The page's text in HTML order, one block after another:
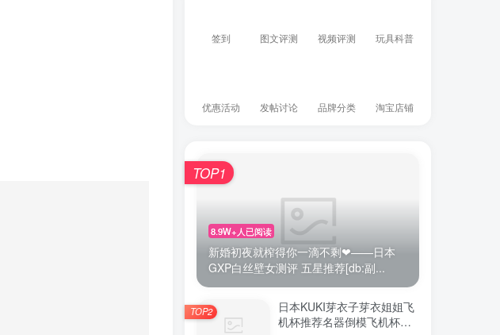
签到 图文评测 视频评测 玩具科普
优惠活动 发帖讨论 品牌分类 淘宝店铺
8.9W+人已阅读
新婚初夜就榨得你一滴不剩❤——日本
GXP白丝壁女测评 五星推荐[db:副...
TOP1
日本KUKI芽衣子芽衣姐姐飞
机杯推荐名器倒模飞机杯测
TOP2